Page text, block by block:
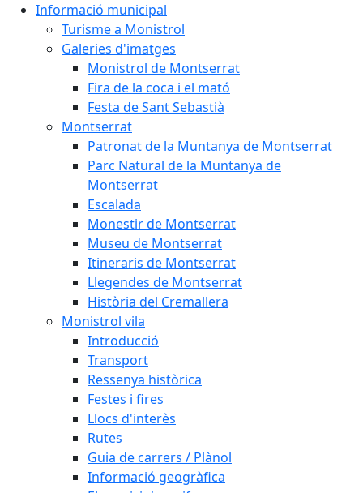
Informació municipal
Turisme a Monistrol
Galeries d'imatges
Monistrol de Montserrat
Fira de la coca i el mató
Festa de Sant Sebastià
Montserrat
Patronat de la Muntanya de Montserrat
Parc Natural de la Muntanya de
Montserrat
Escalada
Monestir de Montserrat
Museu de Montserrat
Itineraris de Montserrat
Llegendes de Montserrat
Història del Cremallera
Monistrol vila
Introducció
Transport
Ressenya històrica
Festes i fires
Llocs d'interès
Rutes
Guia de carrers / Plànol
Informació geogràfica